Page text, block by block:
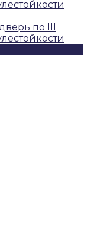
по III